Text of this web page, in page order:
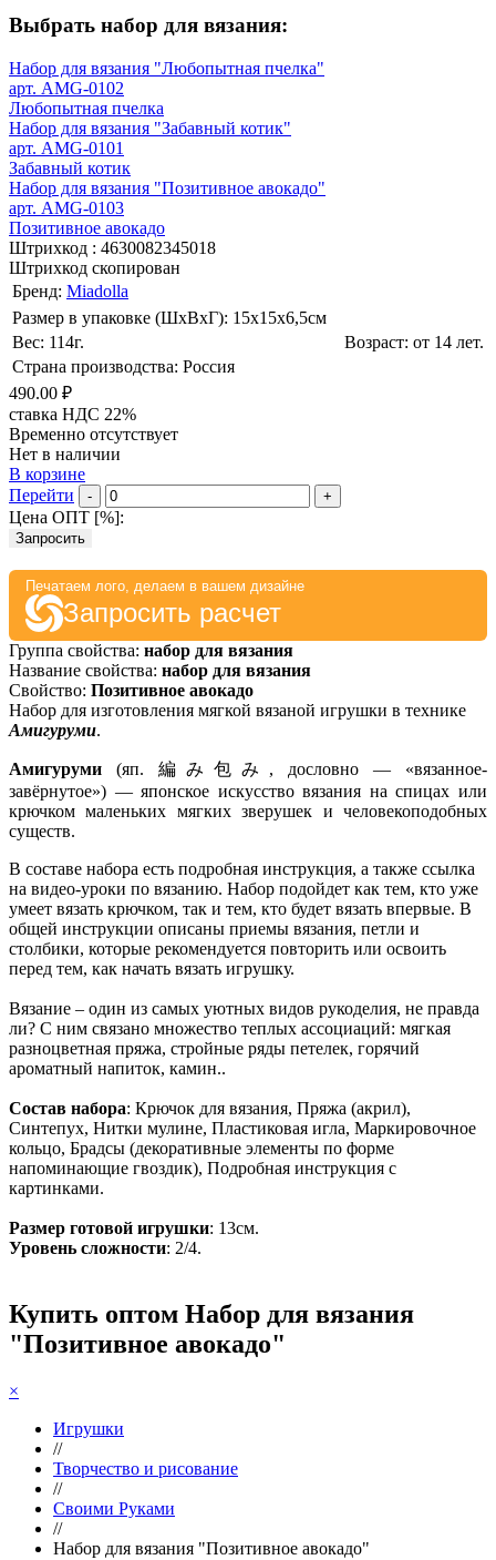
Выбрать набор для вязания:
Набор для вязания "Любопытная пчелка"
арт. AMG-0102
Любопытная пчелка
Набор для вязания "Забавный котик"
арт. AMG-0101
Забавный котик
Набор для вязания "Позитивное авокадо"
арт. AMG-0103
Позитивное авокадо
Штрихкод : 4630082345018
Штрихкод скопирован
Бренд: Miadolla
Размер в упаковке (ШхВxГ): 15х15х6,5cм
Вес: 114г.
Возраст: от 14 лет.
Страна производства: Россия
490.00 ₽
ставка НДС 22%
Временно отсутствует
Нет в наличии
В корзине
Перейти
- +
Цена ОПТ [%]:
Запросить
Печатаем лого, делаем в вашем дизайне
Запросить расчет
Группа свойства: набор для вязания
Название свойства: набор для вязания
Свойство: Позитивное авокадо
Набор для изготовления мягкой вязаной игрушки в технике
Амигуруми.
Амигуруми (яп. 編み包み, дословно — «вязанное-
завёрнутое») — японское искусство вязания на спицах или
крючком маленьких мягких зверушек и человекоподобных
существ.
В составе набора есть подробная инструкция, а также ссылка
на видео-уроки по вязанию. Набор подойдет как тем, кто уже
умеет вязать крючком, так и тем, кто будет вязать впервые. В
общей инструкции описаны приемы вязания, петли и
столбики, которые рекомендуется повторить или освоить
перед тем, как начать вязать игрушку.
Вязание – один из самых уютных видов рукоделия, не правда
ли? С ним связано множество теплых ассоциаций: мягкая
разноцветная пряжа, стройные ряды петелек, горячий
ароматный напиток, камин..
Состав набора: Крючок для вязания, Пряжа (акрил),
Синтепух, Нитки мулине, Пластиковая игла, Маркировочное
кольцо, Брадсы (декоративные элементы по форме
напоминающие гвоздик), Подробная инструкция с
картинками.
Размер готовой игрушки: 13см.
Уровень сложности: 2/4.
Купить оптом Набор для вязания
"Позитивное авокадо"
×
Игрушки
//
Творчество и рисование
//
Своими Руками
//
Набор для вязания "Позитивное авокадо"